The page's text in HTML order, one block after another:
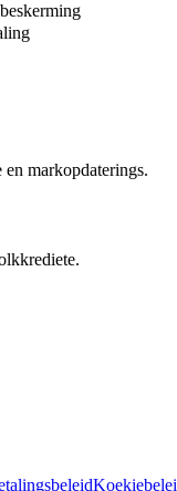
markopdaterings.